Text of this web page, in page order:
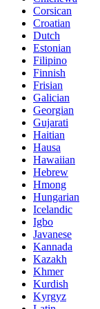
Corsican
Croatian
Dutch
Estonian
Filipino
Finnish
Frisian
Galician
Georgian
Gujarati
Haitian
Hausa
Hawaiian
Hebrew
Hmong
Hungarian
Icelandic
Igbo
Javanese
Kannada
Kazakh
Khmer
Kurdish
Kyrgyz